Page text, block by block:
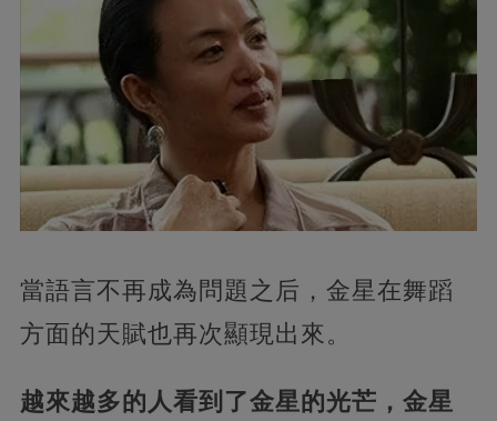
當語言不再成為問題之后，金星在舞蹈
方面的天賦也再次顯現出來。
越來越多的人看到了金星的光芒，金星